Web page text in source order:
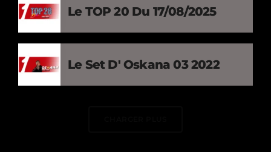
Le TOP 20 Du 17/08/2025
Le Set D' Oskana 03 2022